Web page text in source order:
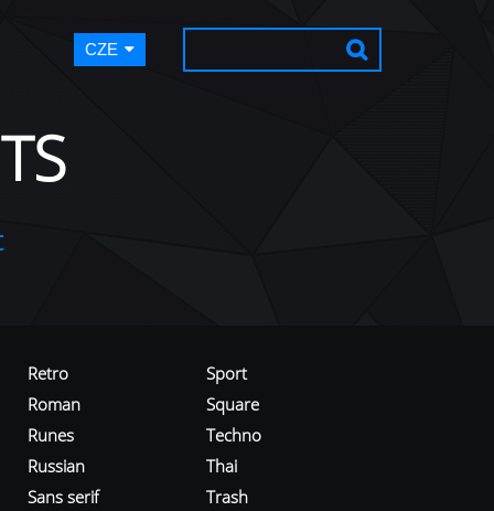
CZE
Retro
Roman
Runes
Russian
Sans serif
Sport
Square
Techno
Thai
Trash